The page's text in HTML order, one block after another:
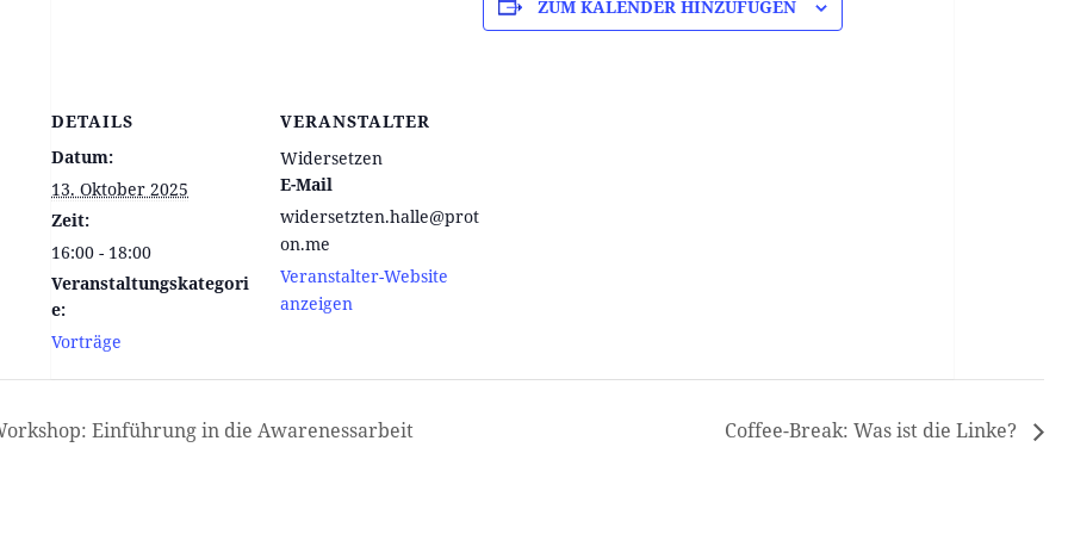
ZUM KALENDER HINZUFÜGEN
DETAILS
Datum:
13. Oktober 2025
Zeit:
16:00 - 18:00
Veranstaltungskategori
e:
Vorträge
VERANSTALTER
Widersetzen
E-Mail
widersetzten.halle@prot
on.me
Veranstalter-Website
anzeigen
Einführung in die Awarenessarbeit Coffee-Break: Was ist die Linke?